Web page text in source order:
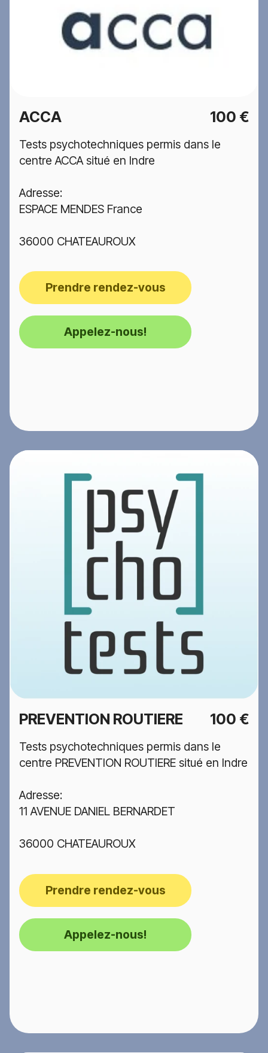
ACCA 100 €
Tests psychotechniques permis dans le
centre ACCA situé en Indre
Adresse:
ESPACE MENDES France
36000 CHATEAUROUX
Prendre rendez-vous
Appelez-nous!
PREVENTION ROUTIERE 100 €
Tests psychotechniques permis dans le
centre PREVENTION ROUTIERE situé en Indre
Adresse:
11 AVENUE DANIEL BERNARDET
36000 CHATEAUROUX
Prendre rendez-vous
Appelez-nous!